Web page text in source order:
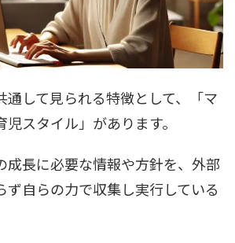
通して見られる特徴として、「マ
スタイル」があります。
成長に必要な情報や方針を、外部
ず自らの力で収集し実行している